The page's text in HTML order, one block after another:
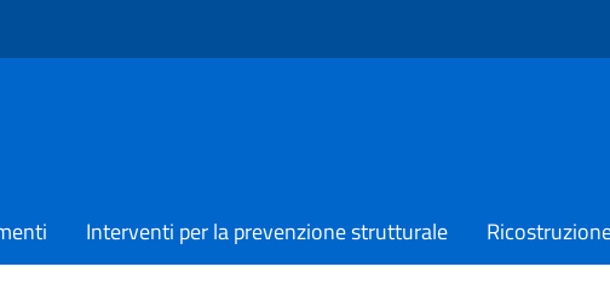
Interventi per la prevenzione strutturale